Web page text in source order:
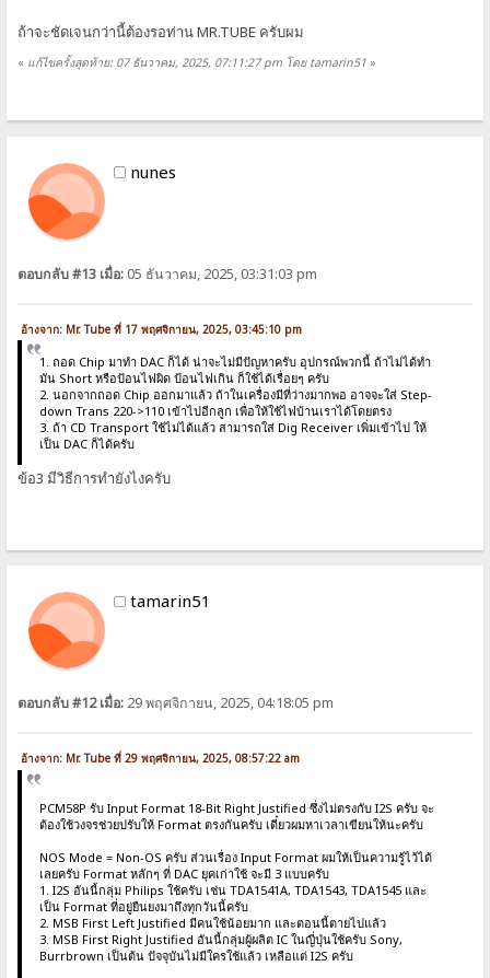
ถ้าจะชัดเจนกว่านี้ต้องรอท่าน MR.TUBE ครับผม
« แก้ไขครั้งสุดท้าย: 07 ธันวาคม, 2025, 07:11:27 pm โดย tamarin51 »
nunes
ตอบกลับ #13 เมื่อ: 05 ธันวาคม, 2025, 03:31:03 pm
อ้างจาก: Mr. Tube ที่ 17 พฤศจิกายน, 2025, 03:45:10 pm
1. ถอด Chip มาทำ DAC ก็ได้ น่าจะไม่มีปัญหาครับ อุปกรณ์พวกนี้ ถ้าไม่ได้ทำ
มัน Short หรือป้อนไฟผิด ป้อนไฟเกิน ก็ใช้ได้เรื่อยๆ ครับ
2. นอกจากถอด Chip ออกมาแล้ว ถ้าในเครื่องมีที่ว่างมากพอ อาจจะใส่ Step-
down Trans 220->110 เข้าไปอีกลูก เพื่อให้ใช้ไฟบ้านเราได้โดยตรง
3. ถ้า CD Transport ใช้ไม่ได้แล้ว สามารถใส่ Dig Receiver เพิ่มเข้าไป ให้
เป็น DAC ก็ได้ครับ
ข้อ3 มีวิธีการทำยังไงครับ
tamarin51
ตอบกลับ #12 เมื่อ: 29 พฤศจิกายน, 2025, 04:18:05 pm
อ้างจาก: Mr. Tube ที่ 29 พฤศจิกายน, 2025, 08:57:22 am
PCM58P รับ Input Format 18-Bit Right Justified ซึ่งไม่ตรงกับ I2S ครับ จะ
ต้องใช้วงจรช่วยปรับให้ Format ตรงกันครับ เดี๋ยวผมหาเวลาเขียนให้นะครับ
NOS Mode = Non-OS ครับ ส่วนเรื่อง Input Format ผมให้เป็นความรู้ไว้ได้
เลยครับ Format หลักๆ ที่ DAC ยุคเก่าใช้ จะมี 3 แบบครับ
1. I2S อันนี้กลุ่ม Philips ใช้ครับ เช่น TDA1541A, TDA1543, TDA1545 และ
เป็น Format ที่อยู่ยืนยงมาถึงทุกวันนี้ครับ
2. MSB First Left Justified มีคนใช้น้อยมาก และตอนนี้ตายไปแล้ว
3. MSB First Right Justified อันนี้กลุ่มผู้ผลิต IC ในญี่ปุ่นใช้ครับ Sony,
Burrbrown เป็นต้น ปัจจุบันไม่มีใครใช้แล้ว เหลือแต่ I2S ครับ